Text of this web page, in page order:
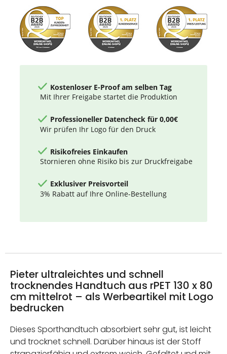
Kostenloser E-Proof am selben Tag
Mit Ihrer Freigabe startet die Produktion
Professioneller Datencheck für 0,00€
Wir prüfen Ihr Logo für den Druck
Risikofreies Einkaufen
Stornieren ohne Risiko bis zur Druckfreigabe
Exklusiver Preisvorteil
3% Rabatt auf Ihre Online-Bestellung
Pieter ultraleichtes und schnell
trocknendes Handtuch aus rPET 130 x 80
cm mittelrot – als Werbeartikel mit Logo
bedrucken
Dieses Sporthandtuch absorbiert sehr gut, ist leicht
und trocknet schnell. Darüber hinaus ist der Stoff